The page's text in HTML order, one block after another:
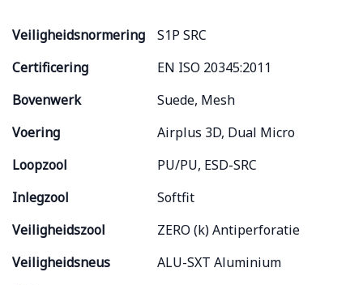
Veiligheidsnormering
S1P SRC
Certificering
EN ISO 20345:2011
Bovenwerk
Suede, Mesh
Voering
Airplus 3D, Dual Micro
Loopzool
PU/PU, ESD-SRC
Inlegzool
Softfit
Veiligheidszool
ZERO (k) Antiperforatie
Veiligheidsneus
ALU-SXT Aluminium